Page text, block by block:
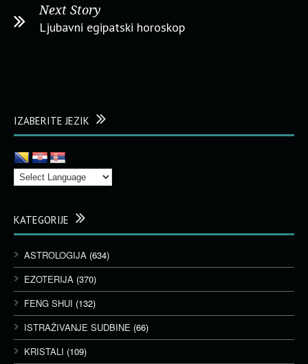
Next Story
Ljubavni egipatski horoskop
IZABERITE JEZIK
KATEGORIJE
ASTROLOGIJA (634)
EZOTERIJA (370)
FENG SHUI (132)
ISTRAŽIVANJE SUDBINE (66)
KRISTALI (109)